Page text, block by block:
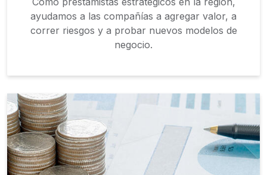
ayudamos a las compañías a agregar valor, a
correr riesgos y a probar nuevos modelos de
negocio.